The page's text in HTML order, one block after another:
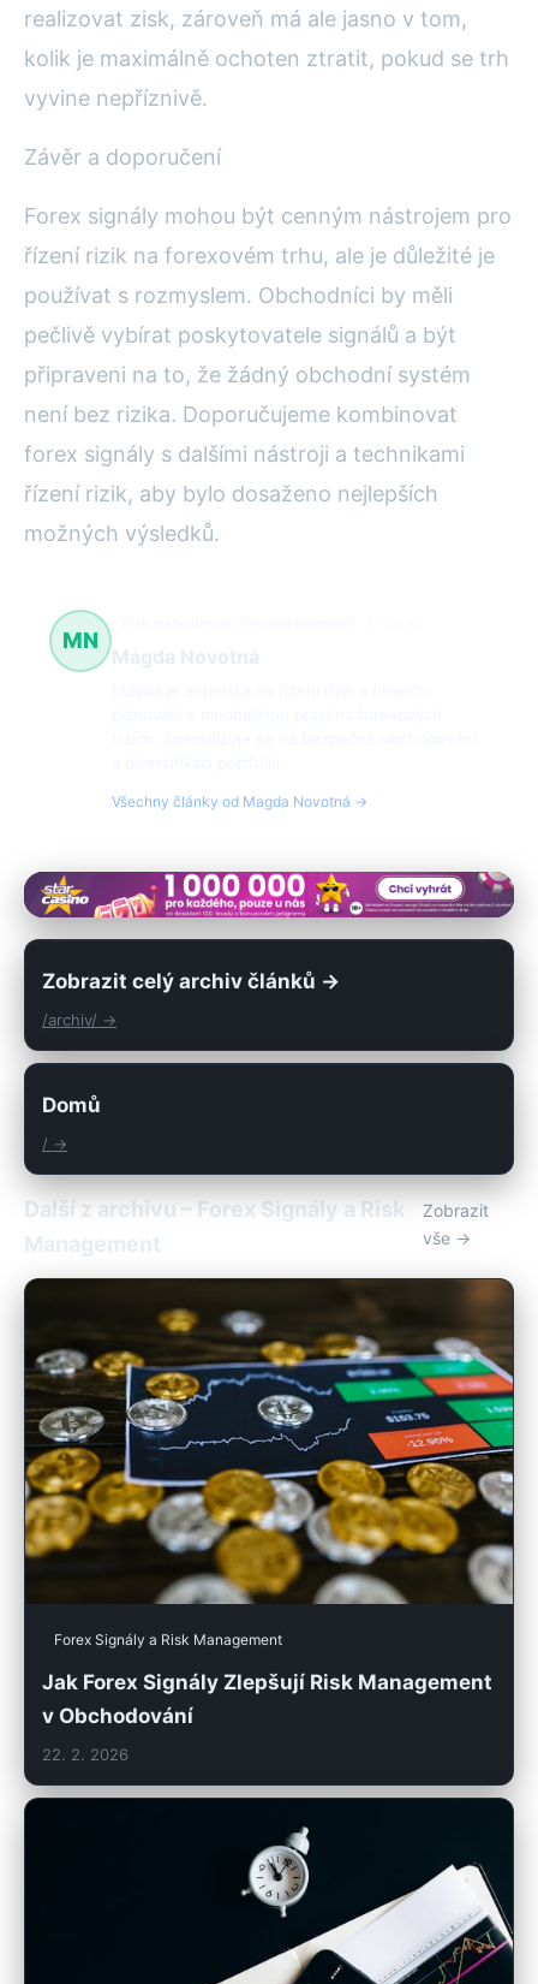
realizovat zisk, zároveň má ale jasno v tom,
kolik je maximálně ochoten ztratit, pokud se trh
vyvine nepříznivě.
Závěr a doporučení
Forex signály mohou být cenným nástrojem pro
řízení rizik na forexovém trhu, ale je důležité je
používat s rozmyslem. Obchodníci by měli
pečlivě vybírat poskytovatele signálů a být
připraveni na to, že žádný obchodní systém
není bez rizika. Doporučujeme kombinovat
forex signály s dalšími nástroji a technikami
řízení rizik, aby bylo dosaženo nejlepších
možných výsledků.
MN
Magda Novotná
Všechny články od Magda Novotná →
Zobrazit celý archiv článků →
/archiv/ →
Domů
/ →
Další z archivu – Forex Signály a Risk
Management
Zobrazit
vše →
Forex Signály a Risk Management
Jak Forex Signály Zlepšují Risk Management
v Obchodování
22. 2. 2026